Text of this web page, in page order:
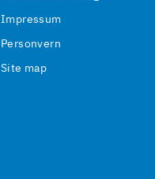
Impressum
Personvern
Site map